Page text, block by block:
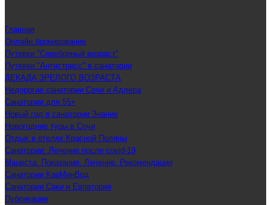
Главная
Онлайн бронирование
Путевки "Серебряный возраст"
Путевки "Антистресс" в санатории
ДЕКАДА ЗРЕЛОГО ВОЗРАСТА
Недорогие санатории Сочи и Адлера
Санатории для 55+
Новый год в санатории Знание
Новогодние туры в Сочи
Отдых в отелях Красной Поляны
Санатории: Лечение после covid-19
Мацеста: Показания. Лечение. Рекомендации
Санатории КавМинВод
Санатории Саки и Евпатория
Публикации